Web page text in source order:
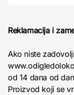
Reklamacija i
Ako niste
od 14 dana od
Proizvod koji se